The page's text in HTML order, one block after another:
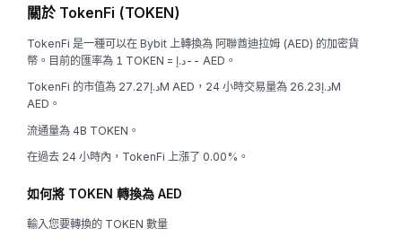
關於 TokenFi (TOKEN)
TokenFi 是一種可以在 Bybit 上轉換為 阿聯酋迪拉姆 (AED) 的加密貨
幣。目前的匯率為 1 TOKEN = د.إ-- AED。
TokenFi 的市值為 د.إ27.27M AED，24 小時交易量為 د.إ26.23M
AED。
流通量為 4B TOKEN。
在過去 24 小時內，TokenFi 上漲了 0.00%。
如何將 TOKEN 轉換為 AED
輸入您要轉換的 TOKEN 數量